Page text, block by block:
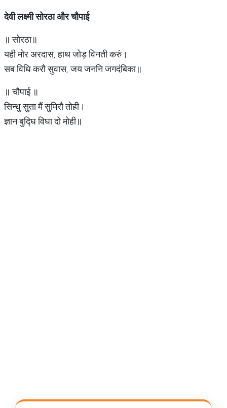
देवी लक्ष्मी सोरठा और चौपाई
॥ सोरठा॥
यही मोर अरदास, हाथ जोड़ विनती करुं।
सब विधि करौ सुवास, जय जननि जगदंबिका॥
॥ चौपाई ॥
सिन्धु सुता मैं सुमिरौ तोही।
ज्ञान बुद्घि विघा दो मोही॥